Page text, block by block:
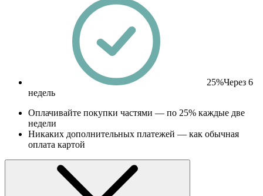
25%Через 6
недель
Оплачивайте покупки частями — по 25% каждые две
недели
Никаких дополнительных платежей — как обычная
оплата картой